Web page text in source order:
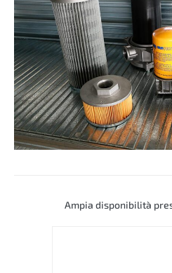
Ampia disponibilità